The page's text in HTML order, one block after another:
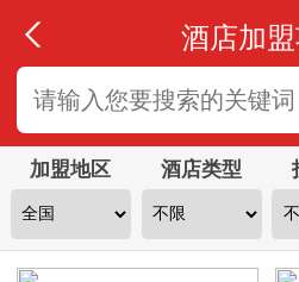
酒店加盟
加盟地区 酒店类型